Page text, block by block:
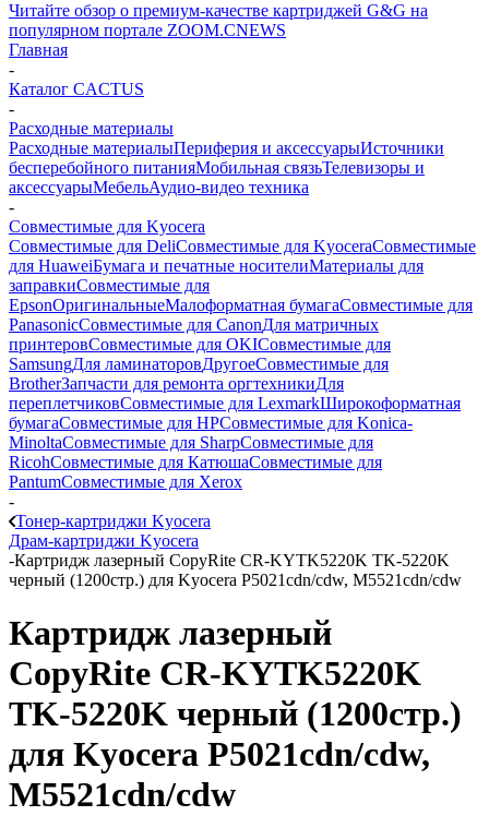
Читайте обзор о премиум-качестве картриджей G&G на
популярном портале ZOOM.CNEWS
Главная
-
Каталог CACTUS
-
Расходные материалы
Расходные материалыПериферия и аксессуарыИсточники
бесперебойного питанияМобильная связьТелевизоры и
аксессуарыМебельАудио-видео техника
-
Совместимые для Kyocera
Совместимые для DeliСовместимые для KyoceraСовместимые
для HuaweiБумага и печатные носителиМатериалы для
заправкиСовместимые для
EpsonОригинальныеМалоформатная бумагаСовместимые для
PanasonicСовместимые для CanonДля матричных
принтеровСовместимые для OKIСовместимые для
SamsungДля ламинаторовДругоеСовместимые для
BrotherЗапчасти для ремонта оргтехникиДля
переплетчиковСовместимые для LexmarkШирокоформатная
бумагаСовместимые для HPСовместимые для Konica-
MinoltaСовместимые для SharpСовместимые для
RicohСовместимые для КатюшаСовместимые для
PantumСовместимые для Xerox
-
Тонер-картриджи Kyocera
Драм-картриджи Kyocera
-Картридж лазерный CopyRite CR-KYTK5220K TK-5220K
черный (1200стр.) для Kyocera P5021cdn/cdw, M5521cdn/cdw
Картридж лазерный
CopyRite CR-KYTK5220K
TK-5220K черный (1200стр.)
для Kyocera P5021cdn/cdw,
M5521cdn/cdw